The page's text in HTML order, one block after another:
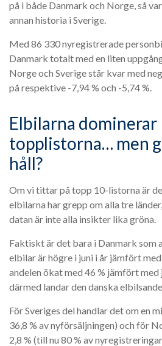
på i både Danmark och Norge, så
annan historia i Sverige.
Med 86 330 nyregistrerade
Danmark totalt med en liten
Norge och Sverige står kvar med
på respektive -7,94 % och -5,74 %.
Elbilarna dominerar
topplistorna… men
håll?
Om vi tittar på topp 10-listorna är
elbilarna har grepp om alla tre
datan är inte alla insikter lika gröna.
Faktiskt är det bara i Danmark som
elbilar är högre i juni i år jämfört
andelen ökat med 46 % jämfört med
därmed landar den danska
För Sveriges del handlar det om en
36,8 % av nyförsäljningen) och för
2,8 % (till nu 80 % av